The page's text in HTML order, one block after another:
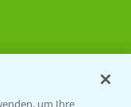
um Ihre